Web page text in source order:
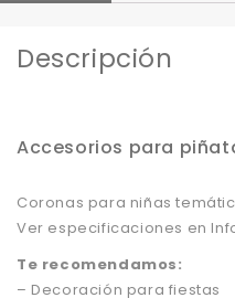
Descripción
Accesorios para
Coronas para niñas
Ver especificaciones en
Te recomendamos:
– Decoración para fiestas